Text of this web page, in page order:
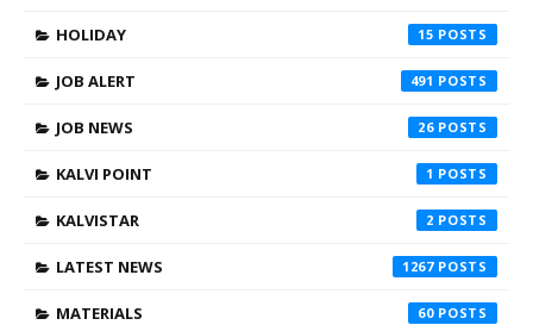
HOLIDAY 15
JOB ALERT 491
JOB NEWS 26
KALVI POINT 1
KALVISTAR 2
LATEST NEWS 1267
MATERIALS 60